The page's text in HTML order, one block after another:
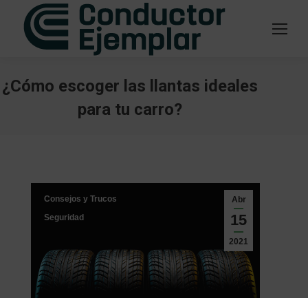
¿Cómo escoger las llantas ideales
para tu carro?
Abr
15
2021
Consejos y Trucos
Seguridad